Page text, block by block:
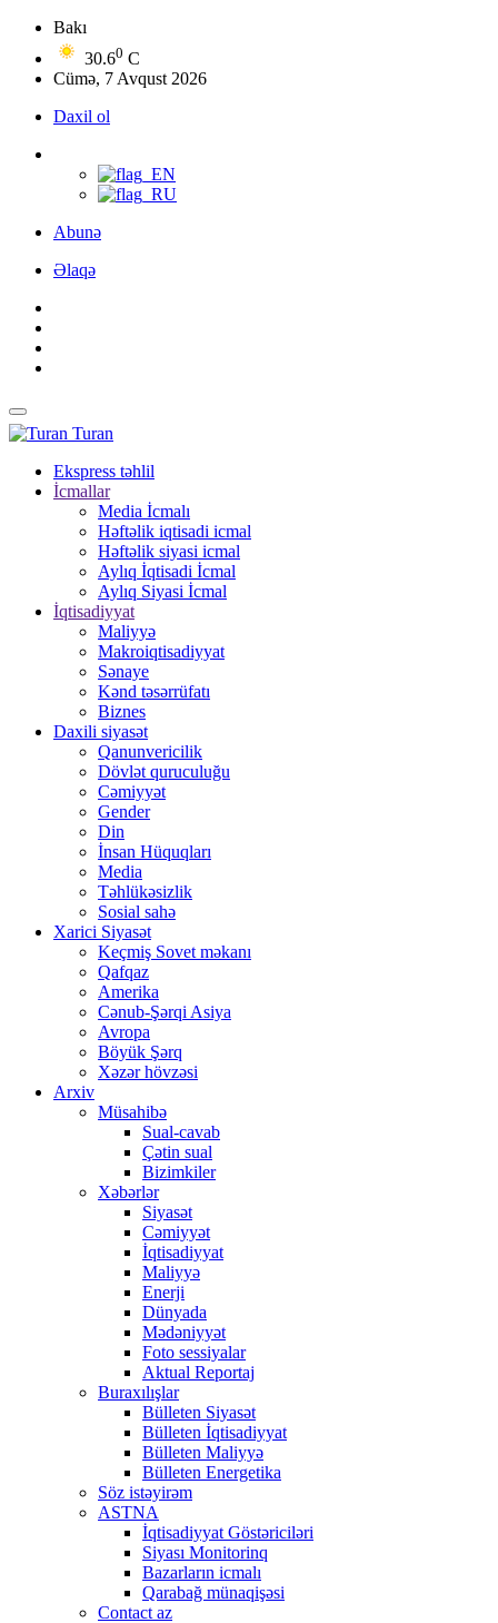
Bakı
30.60 C
Cümə, 7 Avqust 2026
Daxil ol
Abunə
Əlaqə
Turan
Ekspress təhlil
İcmallar
Media İcmalı
Həftəlik iqtisadi icmal
Həftəlik siyasi icmal
Aylıq İqtisadi İcmal
Aylıq Siyasi İcmal
İqtisadiyyat
Maliyyə
Makroiqtisadiyyat
Sənaye
Kənd təsərrüfatı
Biznes
Daxili siyasət
Qanunvericilik
Dövlət quruculuğu
Cəmiyyət
Gender
Din
İnsan Hüquqları
Media
Təhlükəsizlik
Sosial sahə
Xarici Siyasət
Keçmiş Sovet məkanı
Qafqaz
Amerika
Cənub-Şərqi Asiya
Avropa
Böyük Şərq
Xəzər hövzəsi
Arxiv
Müsahibə
Sual-cavab
Çətin sual
Bizimkiler
Xəbərlər
Siyasət
Cəmiyyət
İqtisadiyyat
Maliyyə
Enerji
Dünyada
Mədəniyyət
Foto sessiyalar
Aktual Reportaj
Buraxılışlar
Bülleten Siyasət
Bülleten İqtisadiyyat
Bülleten Maliyyə
Bülleten Energetika
Söz istəyirəm
ASTNA
İqtisadiyyat Göstəriciləri
Siyası Monitorinq
Bazarların icmalı
Qarabağ münaqişəsi
Contact az